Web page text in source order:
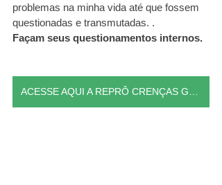
problemas na minha vida até que fossem
questionadas e transmutadas. .
Façam seus questionamentos internos.